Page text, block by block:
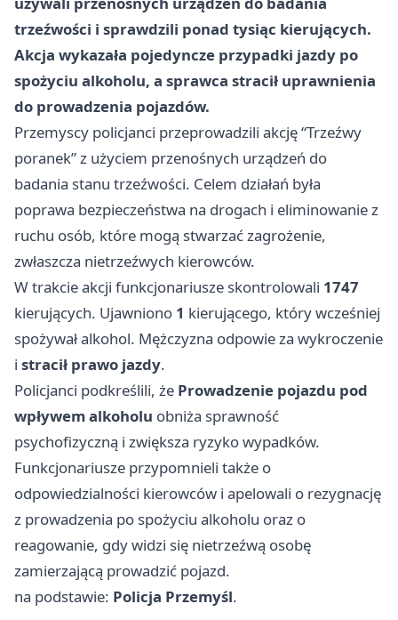
trzeźwości i sprawdzili ponad tysiąc kierujących.
Akcja wykazała pojedyncze przypadki jazdy po
spożyciu alkoholu, a sprawca stracił uprawnienia
do prowadzenia pojazdów.
Przemyscy policjanci przeprowadzili akcję “Trzeźwy
poranek” z użyciem przenośnych urządzeń do
badania stanu trzeźwości. Celem działań była
poprawa bezpieczeństwa na drogach i eliminowanie z
ruchu osób, które mogą stwarzać zagrożenie,
zwłaszcza nietrzeźwych kierowców.
W trakcie akcji funkcjonariusze skontrolowali 1747
kierujących. Ujawniono 1 kierującego, który wcześniej
spożywał alkohol. Mężczyzna odpowie za wykroczenie
i stracił prawo jazdy.
Policjanci podkreślili, że Prowadzenie pojazdu pod
wpływem alkoholu obniża sprawność
psychofizyczną i zwiększa ryzyko wypadków.
Funkcjonariusze przypomnieli także o
odpowiedzialności kierowców i apelowali o rezygnację
z prowadzenia po spożyciu alkoholu oraz o
reagowanie, gdy widzi się nietrzeźwą osobę
zamierzającą prowadzić pojazd.
na podstawie: Policja Przemyśl.